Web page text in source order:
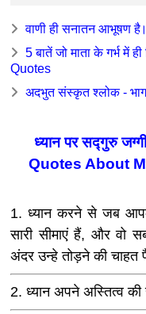
वाणी ही सनातन आभूषण
5 बातें जो माता के गर्भ में
Quotes
अदभुत संस्कृत श्लोक -
ध्यान पर सद्गुरु
Quotes About
1. ध्यान करने से जब
सारी सीमाएं हैं, और वो
अंदर उन्हे तोड़ने की चाहत
2. ध्यान अपने अस्तित्व